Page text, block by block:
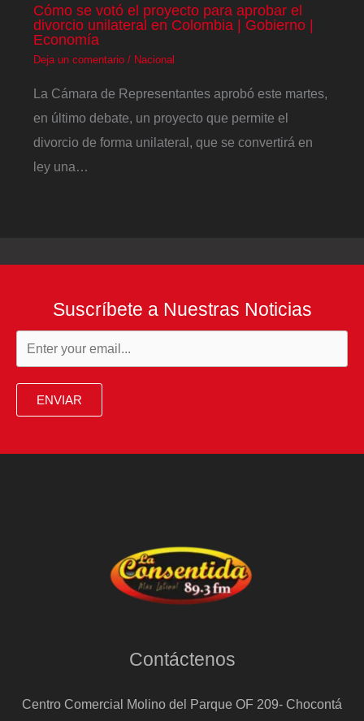
Cómo se votó el proyecto para aprobar el
divorcio unilateral en Colombia | Gobierno |
Economía
Deja un comentario / Nacional
La Cámara de Representantes aprobó este martes,
en último debate, un proyecto que permite el
divorcio de forma unilateral, que se convertirá en
ley una…
Suscríbete a Nuestras Noticias
ENVIAR
Contáctenos
Centro Comercial Molino del Parque OF 209- Chocontá